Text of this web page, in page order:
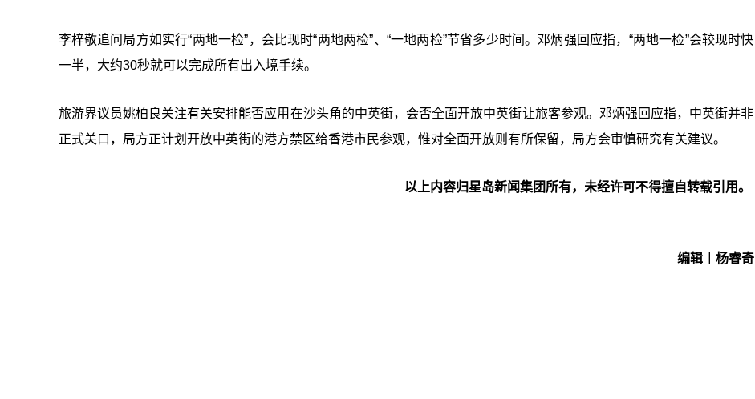
李梓敬追问局方如实行“两地一检”，会比现时“两地两检”、“一地两检”节省多少时间。邓炳强回应指，“两地一检”会较现时快
一半，大约30秒就可以完成所有出入境手续。
旅游界议员姚柏良关注有关安排能否应用在沙头角的中英街，会否全面开放中英街让旅客参观。邓炳强回应指，中英街并非
正式关口，局方正计划开放中英街的港方禁区给香港市民参观，惟对全面开放则有所保留，局方会审慎研究有关建议。
以上内容归星岛新闻集团所有，未经许可不得擅自转载引用。
编辑︱杨睿奇